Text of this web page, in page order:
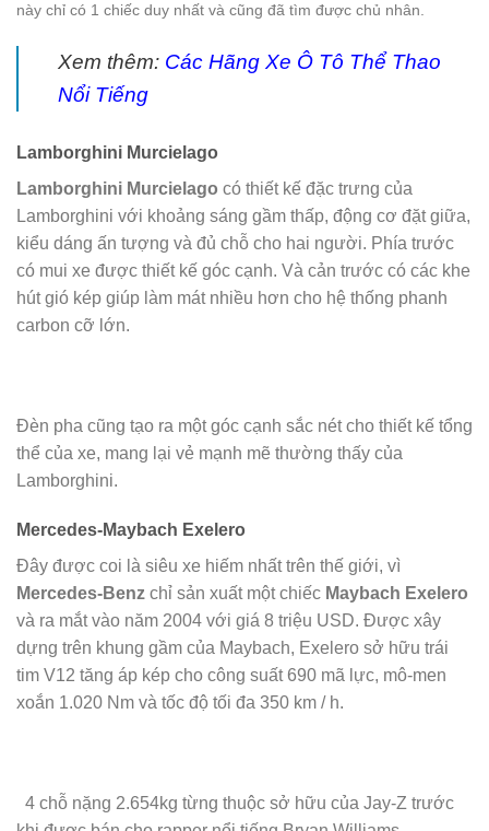
này chỉ có 1 chiếc duy nhất và cũng đã tìm được chủ nhân.
Xem thêm: Các Hãng Xe Ô Tô Thể Thao
Nổi Tiếng
Lamborghini Murcielago
Lamborghini Murcielago có thiết kế đặc trưng của
Lamborghini với khoảng sáng gầm thấp, động cơ đặt giữa,
kiểu dáng ấn tượng và đủ chỗ cho hai người. Phía trước
có mui xe được thiết kế góc cạnh. Và cản trước có các khe
hút gió kép giúp làm mát nhiều hơn cho hệ thống phanh
carbon cỡ lớn.
Đèn pha cũng tạo ra một góc cạnh sắc nét cho thiết kế tổng
thể của xe, mang lại vẻ mạnh mẽ thường thấy của
Lamborghini.
Mercedes-Maybach Exelero
Đây được coi là siêu xe hiếm nhất trên thế giới, vì
Mercedes-Benz chỉ sản xuất một chiếc Maybach Exelero
và ra mắt vào năm 2004 với giá 8 triệu USD. Được xây
dựng trên khung gầm của Maybach, Exelero sở hữu trái
tim V12 tăng áp kép cho công suất 690 mã lực, mô-men
xoắn 1.020 Nm và tốc độ tối đa 350 km / h.
4 chỗ nặng 2.654kg từng thuộc sở hữu của Jay-Z trước